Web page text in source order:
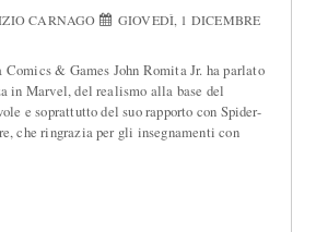
CARNAGO
GIOVEDÌ, 1 DICEMBRE
& Games John Romita Jr. ha parlato
in Marvel, del realismo alla base del
e soprattutto del suo rapporto con Spider-
che ringrazia per gli insegnamenti con